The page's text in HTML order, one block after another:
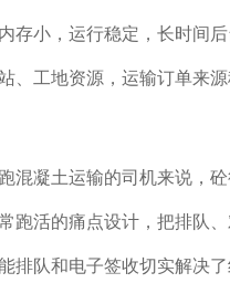
存小，运行稳定，长时间
、工地资源，运输订单来
混凝土运输的司机来说，
跑活的痛点设计，把排队
排队和电子签收切实解决